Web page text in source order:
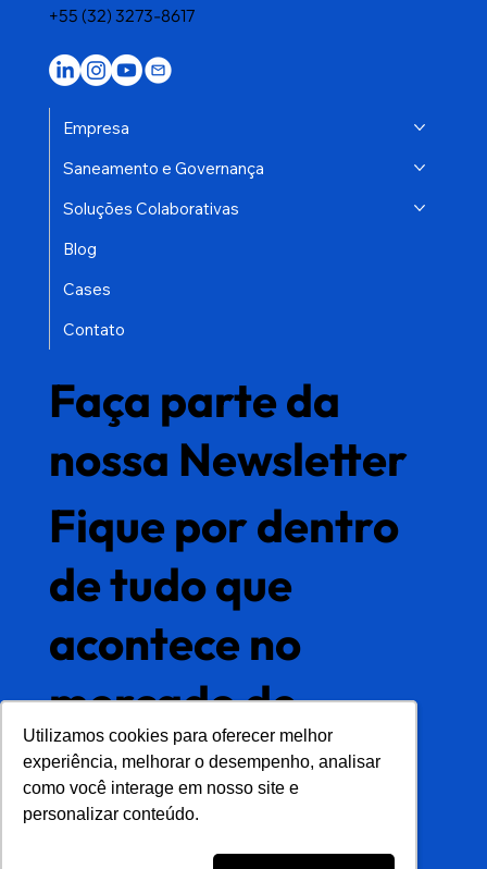
Utilizamos cookies para oferecer melhor
experiência, melhorar o desempenho, analisar
como você interage em nosso site e
personalizar conteúdo.
Utilizamos cookies para oferecer melhor
experiência, melhorar o desempenho, analisar
como você interage em nosso site e
personalizar conteúdo.
+55 (32) 3273-8617
Empresa
Saneamento e Governança
Soluções Colaborativas
Blog
Cases
Contato
Faça parte da
nossa Newsletter
Fique por dentro
de tudo que
acontece no
mercado de
gestão de dados
mestres